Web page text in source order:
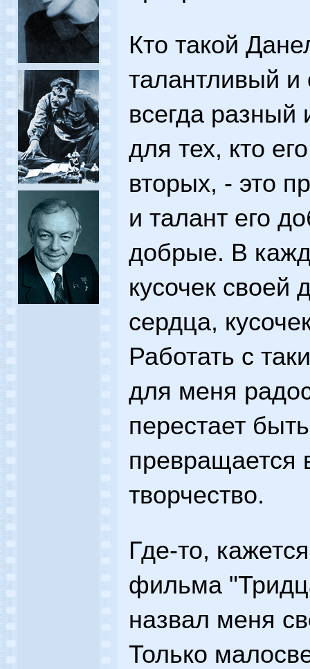
Кто такой
талантливый
всегда
для тех, кто
вторых, - это
и талант его
добрые. В
кусочек своей
сердца,
Работать с
для меня
перестает
превращается
творчество.
Где-то,
фильма
назвал меня
Только